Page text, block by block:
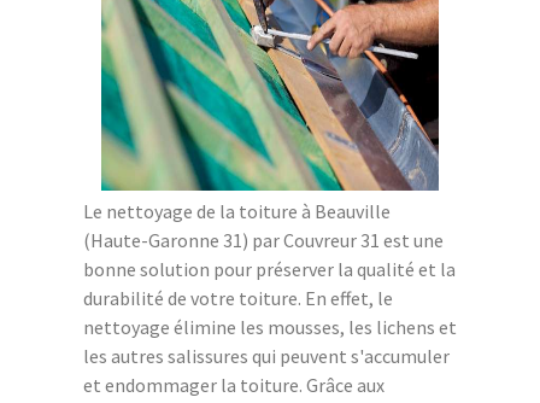
Le nettoyage de la toiture à Beauville
(Haute-Garonne 31) par Couvreur 31 est une
bonne solution pour préserver la qualité et la
durabilité de votre toiture. En effet, le
nettoyage élimine les mousses, les lichens et
les autres salissures qui peuvent s'accumuler
et endommager la toiture. Grâce aux